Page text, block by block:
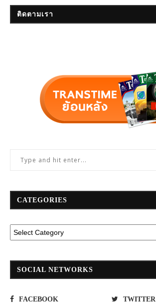
ติดตามเรา
CATEGORIES
SOCIAL NETWORKS
FACEBOOK TWITTER